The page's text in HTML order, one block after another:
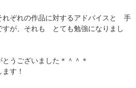
ぞれの作品に対するアドバイスと 手
が、それも とても勉強になりまし
うございました＊＾＾＊
す！